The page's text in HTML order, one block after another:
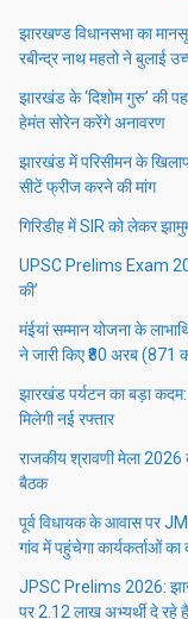
झारखण्ड विधानसभा का
रबीन्द्र नाथ महतो ने बुलाई
झारखंड के ‘दिशोम गुरु’ की
हेमंत सोरेन करेंगे अनावरण
झारखंड में परिसीमन के
सीटें फ्रीज करने की मांग
गिरिडीह में SIR को लेकर
UPSC Prelims Exam
की’
मंईयां सम्मान योजना के
ने जारी किए ₹80 अरब (871
झारखंड पर्यटन का बड़ा कदम:
मिलेगी नई रफ्तार
राजकीय श्रावणी मेला 2026
बैठक
पूर्व विधायक के आवास पर
गांव में पहुंचेगा कार्यकर्ताओं का
JPSC Prelims 2026:
पर 2.12 लाख अभ्यर्थी दे रहे